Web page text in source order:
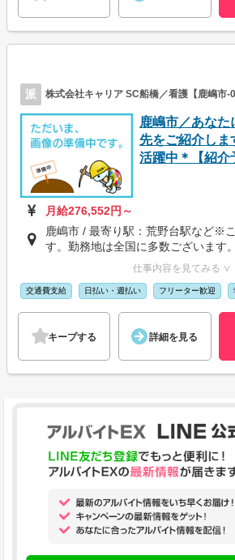
派 株式会社キャリア SC船橋／看護【鹿嶋市-
鹿嶋市／あな
先をご紹介し
活躍中＊【紹介
月給276,552円～
鹿嶋市 / 最寄り駅：荒野台駅など※
す。勤務地は全国に多数ございます。
仕事内容を見てみる ∨
交通費支給 日払い・週払い フリーター歓迎
キープする 詳細を見る